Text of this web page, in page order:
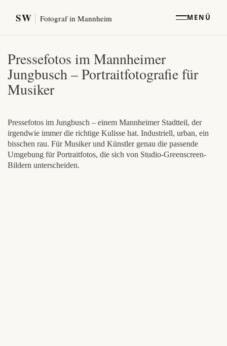
SW Fotograf in Mannheim MENÜ
Pressefotos im Mannheimer
Jungbusch – Portraitfotografie für
Musiker
Pressefotos im Jungbusch – einem Mannheimer Stadtteil, der
irgendwie immer die richtige Kulisse hat. Industriell, urban, ein
bisschen rau. Für Musiker und Künstler genau die passende
Umgebung für Portraitfotos, die sich von Studio-Greenscreen-
Bildern unterscheiden.